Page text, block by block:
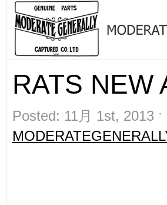
RATS NEW
Posted: 11月 1st, 2013